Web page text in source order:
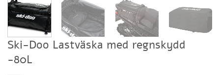
Ski-Doo Lastväska med regnskydd
-80L